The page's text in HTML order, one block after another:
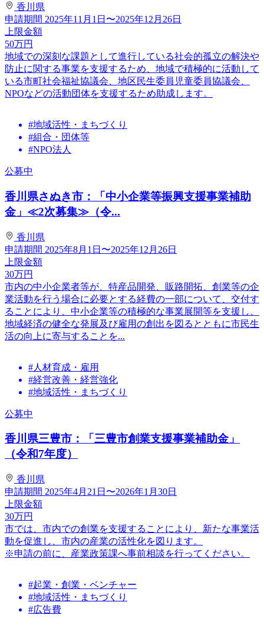
香川県
申請期間 2025年11月1日〜2025年12月26日
上限金額
50万円
地域での深刻な課題として進行している社会的孤立の解決や
防止に関する事業を支援するため、地域で積極的に活動して
いる市町社会福祉協議会、地区民生委員児童委員協議会、
NPOなどの活動団体を支援するため助成します。
#地域活性・まちづくり
#組合・団体等
#NPO法人
公募中
香川県さぬき市：「中小企業等振興支援事業補助
金」≪2次募集≫（令...
香川県
申請期間 2025年8月1日〜2025年12月26日
上限金額
30万円
市内の中小企業者等が、特産品開発、販路開拓、創業等の企
業活動を行う場合に必要とする経費の一部について、交付す
ることにより、中小企業等の積極的な事業展開等を支援し、
地域経済の健全な発展及び雇用の創出を図るとともに市民生
活の向上に寄与することを...
#人材育成・雇用
#経営改善・経営強化
#地域活性・まちづくり
公募中
香川県三豊市：「三豊市創業支援事業補助金」
（令和7年度）
香川県
申請期間 2025年4月21日〜2026年1月30日
上限金額
30万円
市では、市内での創業を支援することにより、新たな事業活
動を促進し、市内の産業の活性化を図ります。
※申請の前に、産業政策課へ事前相談を行ってください。
#起業・創業・ベンチャー
#地域活性・まちづくり
#広告費